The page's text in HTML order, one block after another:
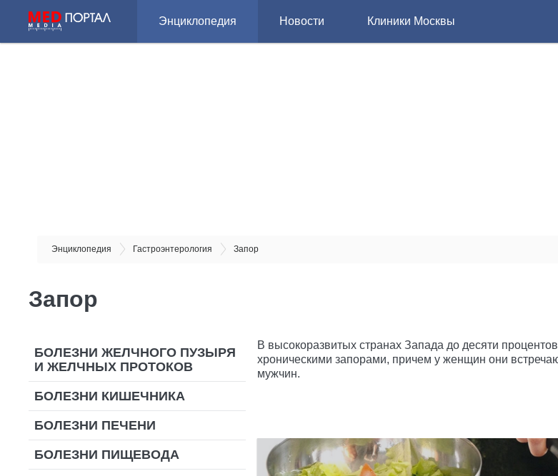
Энциклопедия Новости Клиники Москвы
Энциклопедия Гастроэнтерология Запор
Запор
БОЛЕЗНИ ЖЕЛЧНОГО ПУЗЫРЯ
И ЖЕЛЧНЫХ ПРОТОКОВ
БОЛЕЗНИ КИШЕЧНИКА
БОЛЕЗНИ ПЕЧЕНИ
БОЛЕЗНИ ПИЩЕВОДА
В высокоразвитых странах Запада до десяти
хроническими запорами, причем у женщин они
мужчин.